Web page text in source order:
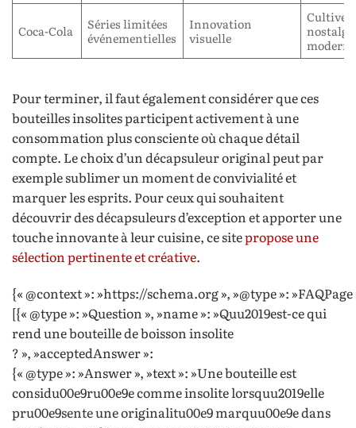
Coca-Cola
Séries limitées
événementielles
Innovation
visuelle
Cultive
Pour terminer, il faut également considérer que ces
bouteilles insolites participent activement à une
consommation plus consciente où chaque détail
compte. Le choix d’un décapsuleur original peut par
exemple sublimer un moment de convivialité et
marquer les esprits. Pour ceux qui souhaitent
découvrir des décapsuleurs d’exception et apporter une
touche innovante à leur cuisine, ce sitepropose une
sélection pertinente et créative.
{« @context »: »https://schema.org », »@type »:
[{« @type »: »Question », »name »: »Quu2019est-ce qui
rend une bouteille de boisson insolite
? », »acceptedAnswer »:
{« @type »: »Answer », »text »: »Une bouteille est
considu00e9ru00e9e comme insolite lorsquu2019elle
pru00e9sente une originalitu00e9 marquu00e9e dans